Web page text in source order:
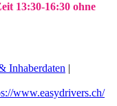
13:30-16:30 ohne
Inhaberdaten |